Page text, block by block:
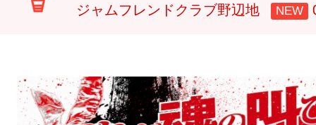
ジャムフレンドクラブ野辺地 NEW